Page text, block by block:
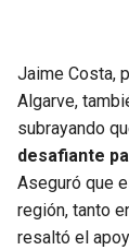
Jaime Costa,
Algarve,
subrayando
desafiante
Aseguró que
región, tanto
resaltó el